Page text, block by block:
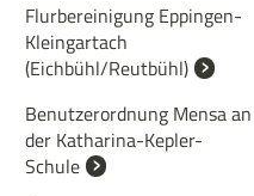
Flurbereinigung Eppingen-
Kleingartach
(Eichbühl/Reutbühl)
Benutzerordnung Mensa an
der Katharina-Kepler-
Schule